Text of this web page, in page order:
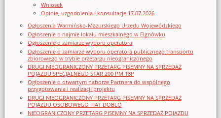
Wniosek
Opinie, uzgodnienia i konsultacje 17.07.2026
Ogłoszenia Warmińsko-Mazurskiego Urzędu Wojewódzkiego
Ogłoszenie o najmie lokalu mieszkalnego w Elgnówku
Ogłoszenie o zamiarze wyboru operatora
Ogłoszenie o zamiarze wyboru operatora publicznego transportu
zbiorowego w trybie przetargu nieograniczonego
DRUGI NIEOGRANICZONY PRZETARG PISEMNY NA SPRZEDAŻ
POJAZDU SPECJALNEGO STAR 200 PM 18P
Ogłoszenie o otwartym naborze Partnera do wspólnego
przygotowania i realizacji projektu
DRUGI NIEOGRANICZONY PRZETARG PISEMNY NA SPRZEDAŻ
POJAZDU OSOBOWEGO FIAT DOBLO
NIEOGRANICZONY PRZETARG PISEMNY NA SPRZEDAŻ POJAZDU